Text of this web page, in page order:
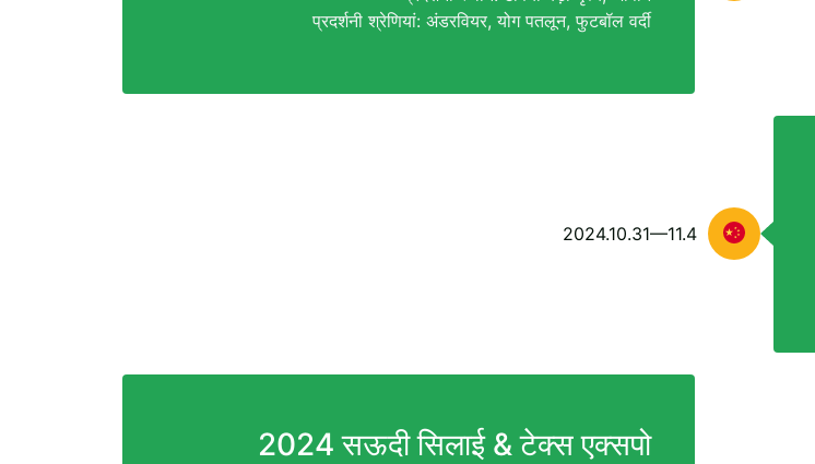
प्रदर्शनी श्रेणियां: अंडरवियर, योग पतलून, फुटबॉल वर्दी
2024.10.31—11.4
2024 सऊदी सिलाई & टेक्स एक्सपो